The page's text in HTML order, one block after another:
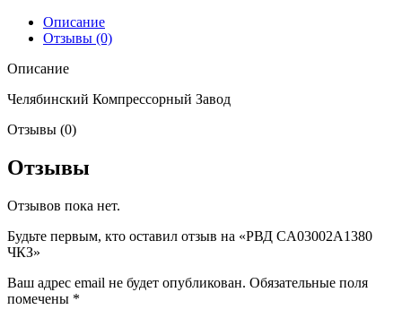
Описание
Отзывы (0)
Описание
Челябинский Компрессорный Завод
Отзывы (0)
Отзывы
Отзывов пока нет.
Будьте первым, кто оставил отзыв на «РВД CA03002A1380
ЧКЗ»
Ваш адрес email не будет опубликован. Обязательные поля
помечены *